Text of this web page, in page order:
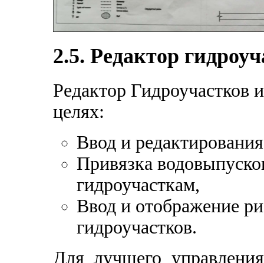
2.5. Редактор
Редактор Гидроучастков
целях:
Ввод и
Привязка
гидроучасткам,
Ввод и отображение
гидроучастков.
Для лучшего